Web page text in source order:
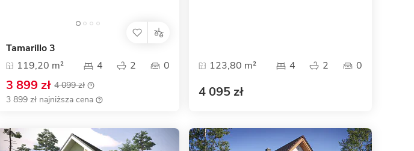
Tamarillo 3
119,20 m²
4 2 0
3 899 zł 4 099 zł
3 899 zł najniższa cena
123,80 m² 4 2 0
4 095 zł